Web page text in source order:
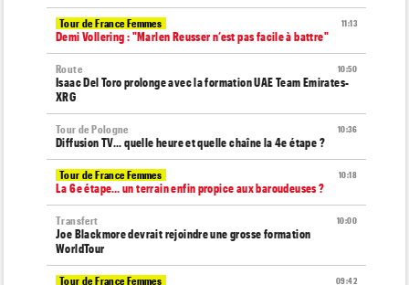
11:13
Tour de France Femmes
Demi Vollering : "Marlen Reusser n’est pas facile à battre"
10:50
Route
Isaac Del Toro prolonge avec la formation UAE Team Emirates-
XRG
10:36
Tour de Pologne
Diffusion TV... quelle heure et quelle chaîne la 4e étape ?
10:18
Tour de France Femmes
La 6e étape… un terrain enfin propice aux baroudeuses ?
10:00
Transfert
Joe Blackmore devrait rejoindre une grosse formation
WorldTour
09:42
Tour de France Femmes